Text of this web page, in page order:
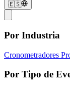
🇪🇸
Por Industria
Cronometradores
Por Tipo de